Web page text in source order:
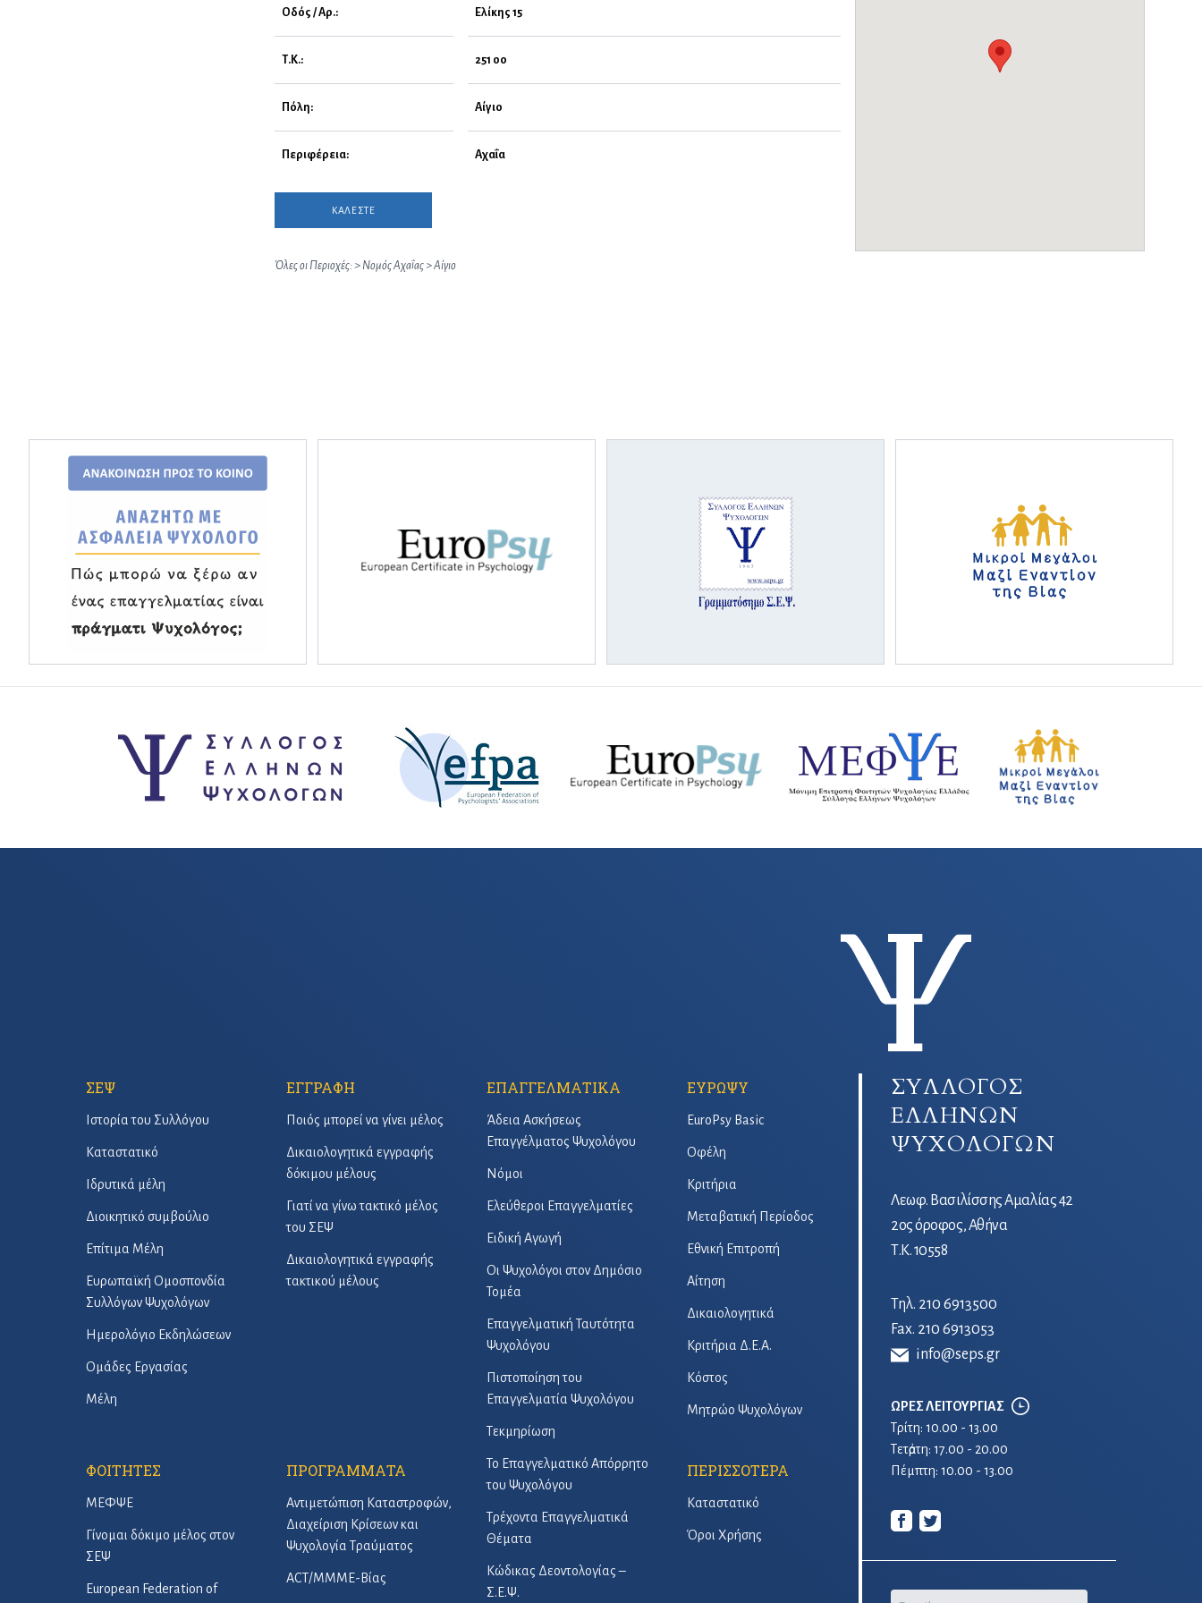
Οδός / Αρ.: Ελίκης 15
Τ.Κ.: 251 00
Πόλη: Αίγιο
Περιφέρεια: Αχαΐα
ΚΑΛΕΣΤΕ
Όλες οι Περιοχές:> Νομός Αχαΐας>Αίγιο
ΣΥΛΛΟΓΟΣ
ΕΛΛΗΝΩΝ
ΨΥΧΟΛΟΓΩΝ
Λεωφ. Βασιλίσσης Αμαλίας 42
2ος όροφος, Αθήνα
Τ.Κ. 10558
Τηλ. 210 6913500
Fax. 210 6913053
info@seps.gr
ΩΡΕΣ ΛΕΙΤΟΥΡΓΙΑΣ
Τρίτη: 10.00 - 13.00
Τετἀρτη: 17.00 - 20.00
Πέμπτη: 10.00 - 13.00
Email
ΣΕΨ
Ιστορία του Συλλόγου
Καταστατικό
Ιδρυτικά μέλη
Διοικητικό συμβούλιο
Επίτιμα Μέλη
Ευρωπαϊκή Ομοσπονδία
Συλλόγων Ψυχολόγων
Ημερολόγιο Εκδηλώσεων
Ομάδες Εργασίας
Μέλη
ΕΓΓΡΑΦΗ
Ποιός μπορεί να γίνει μέλος
Δικαιολογητικά εγγραφής
δόκιμου μέλους
Γιατί να γίνω τακτικό μέλος
του ΣΕΨ
Δικαιολογητικά εγγραφής
τακτικού μέλους
ΕΠΑΓΓΕΛΜΑΤΙΚΑ
Άδεια Ασκήσεως
Επαγγέλματος Ψυχολόγου
Νόμοι
Ελεύθεροι Επαγγελματίες
Ειδική Αγωγή
Οι Ψυχολόγοι στον Δημόσιο
Τομέα
Επαγγελματική Ταυτότητα
Ψυχολόγου
Πιστοποίηση του
Επαγγελματία Ψυχολόγου
Τεκμηρίωση
Το Επαγγελματικό Απόρρητο
του Ψυχολόγου
Τρέχοντα Επαγγελματικά
Θέματα
Κώδικας Δεοντολογίας –
Σ.Ε.Ψ.
ΕΥΡΩΨΥ
EuroPsy Basic
Οφέλη
Κριτήρια
Μεταβατική Περίοδος
Εθνική Επιτροπή
Αίτηση
Δικαιολογητικά
Κριτήρια Δ.Ε.Α.
Κόστος
Μητρώο Ψυχολόγων
ΦΟΙΤΗΤΕΣ
ΜΕΦΨΕ
Γίνομαι δόκιμο μέλος στον
ΣΕΨ
European Federation of
ΠΡΟΓΡΑΜΜΑΤΑ
Αντιμετώπιση Καταστροφών,
Διαχείριση Κρίσεων και
Ψυχολογία Τραύματος
ACT/ΜΜΜΕ-Βίας
ΠΕΡΙΣΣΟΤΕΡΑ
Καταστατικό
Όροι Χρήσης